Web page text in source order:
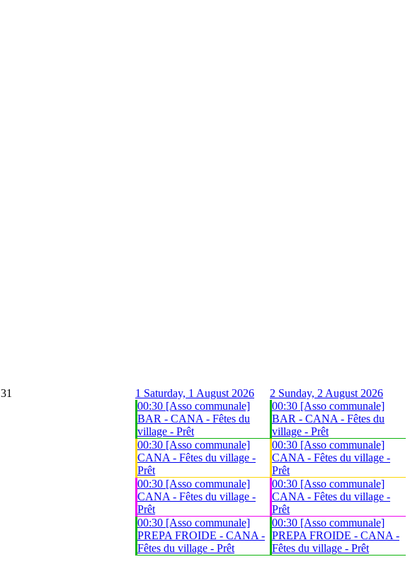
31 1 Saturday, 1 August 2026
00:30 [Asso communale]
BAR - CANA - Fêtes du
village - Prêt
00:30 [Asso communale]
CANA - Fêtes du village -
Prêt
00:30 [Asso communale]
CANA - Fêtes du village -
Prêt
00:30 [Asso communale]
PREPA FROIDE - CANA -
Fêtes du village - Prêt
2 Sunday, 2 August 2026
00:30 [Asso communale]
BAR - CANA - Fêtes du
village - Prêt
00:30 [Asso communale]
CANA - Fêtes du village -
Prêt
00:30 [Asso communale]
CANA - Fêtes du village -
Prêt
00:30 [Asso communale]
PREPA FROIDE - CANA -
Fêtes du village - Prêt